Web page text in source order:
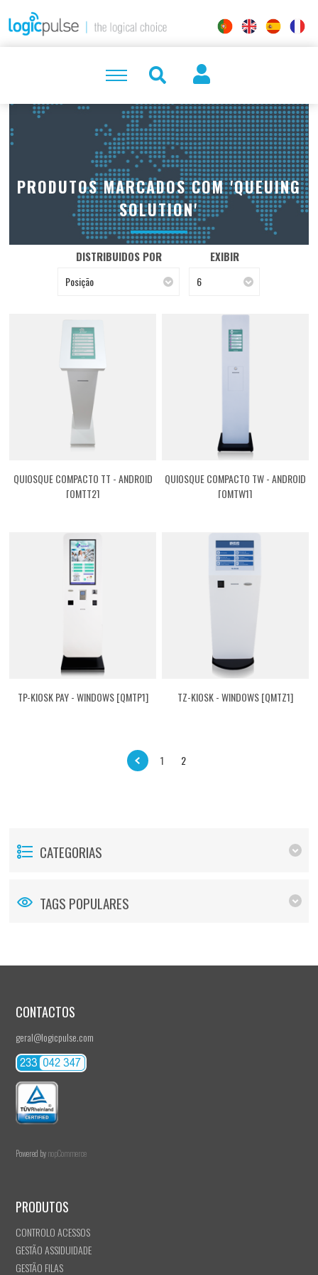
PRODUTOS MARCADOS COM 'QUEUING
SOLUTION'
DISTRIBUIDOS POR
Posição
EXIBIR
6
QUIOSQUE COMPACTO TT - ANDROID
[QMTT2]
QUIOSQUE COMPACTO TW - ANDROID
[QMTW1]
TP-KIOSK PAY - WINDOWS [QMTP1] TZ-KIOSK - WINDOWS [QMTZ1]
1 2
CATEGORIAS
TAGS POPULARES
CONTACTOS
geral@logicpulse.com
Powered bynopCommerce
PRODUTOS
CONTROLO ACESSOS
GESTÃO ASSIDUIDADE
GESTÃO FILAS